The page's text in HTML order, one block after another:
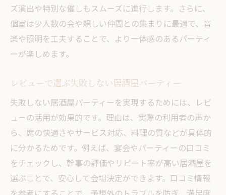
ズ演出や特別な催しもスムーズに進行します。さらに、
個室は少人数の会や親しい仲間との集まりに最適で、音
楽や照明を工夫することで、より一体感のあるパーティ
ーが楽しめます。
レビューで選ぶ失敗しない居酒屋パーティー
失敗しない居酒屋パーティーを実現するためには、レビ
ューの活用が効果的です。理由は、実際の利用者の声か
ら、席の快適さやサービス対応、料理の質などが具体的
に分かるためです。例えば、宴会やパーティーの口コミ
をチェックし、幹事の評価やリピート率が高い居酒屋を
選ぶことで、安心して会場決定ができます。口コミ情報